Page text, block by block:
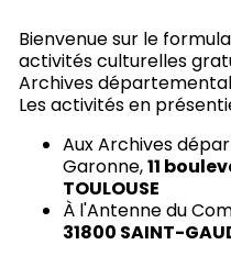
Bienvenue sur le
activités culturelles
Archives
Les activités en
Aux Archives
Garonne,11
TOULOUSE
À l'Antenne du
31800 SAINT-